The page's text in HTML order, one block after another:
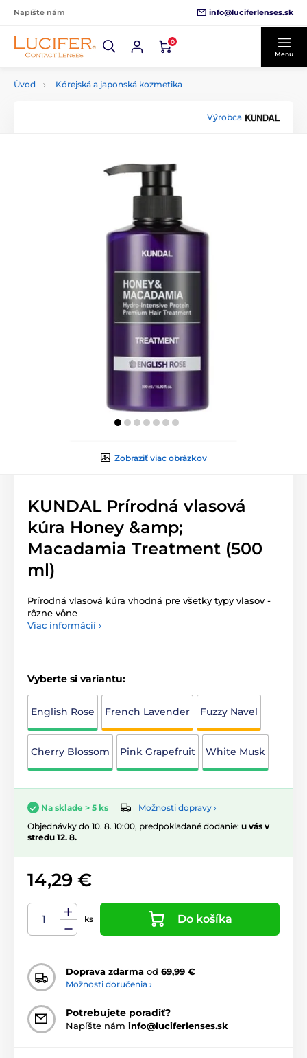
Napíšte nám info@luciferlenses.sk
0
Menu
Úvod Kórejská a japonská kozmetika
Výrobca
Zobraziť viac obrázkov
KUNDAL Prírodná vlasová
kúra Honey &amp;
Macadamia Treatment (500
ml)
Prírodná vlasová kúra vhodná pre všetky typy vlasov -
rôzne vône
Viac informácií ›
Vyberte si variantu:
English Rose French Lavender Fuzzy Navel
Cherry Blossom Pink Grapefruit White Musk
Na sklade > 5 ks
Možnosti dopravy ›
Objednávky do 10. 8. 10:00, predpokladané dodanie: u vás v
stredu 12. 8.
14,29 €
ks Do košíka
Doprava zdarma od 69,99 €
Možnosti doručenia ›
Potrebujete poradiť?
Napíšte nám info@luciferlenses.sk